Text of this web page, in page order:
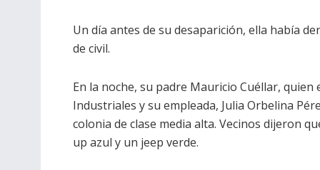
Un día antes de su desaparición, ella había
de civil.
En la noche, su padre Mauricio Cuéllar,
Industriales y su empleada, Julia Orbelina
colonia de clase media alta. Vecinos dijeron
up azul y un jeep verde.